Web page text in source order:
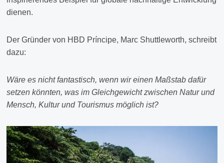
dienen.
Der Gründer von HBD Príncipe, Marc Shuttleworth, schreibt
dazu:
Wäre es nicht fantastisch, wenn wir einen Maßstab dafür
setzen könnten, was im Gleichgewicht zwischen Natur und
Mensch, Kultur und Tourismus möglich ist?